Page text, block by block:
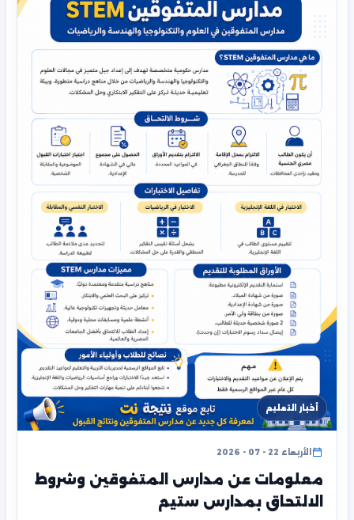
أخبار التعليم
الأربعاء 22 - 07 - 2026
معلومات عن مدارس المتفوقين وشروط
الالتحاق بمدارس ستيم